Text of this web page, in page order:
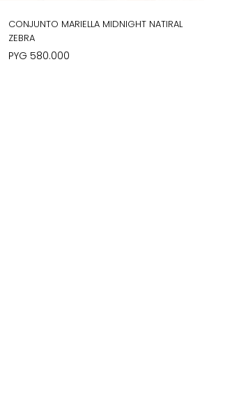
CONJUNTO MARIELLA MIDNIGHT NATIRAL
ZEBRA
PYG 580.000